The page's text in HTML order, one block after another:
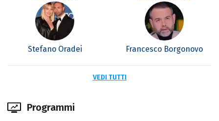
Stefano Oradei Francesco Borgonovo
VEDI TUTTI
Programmi